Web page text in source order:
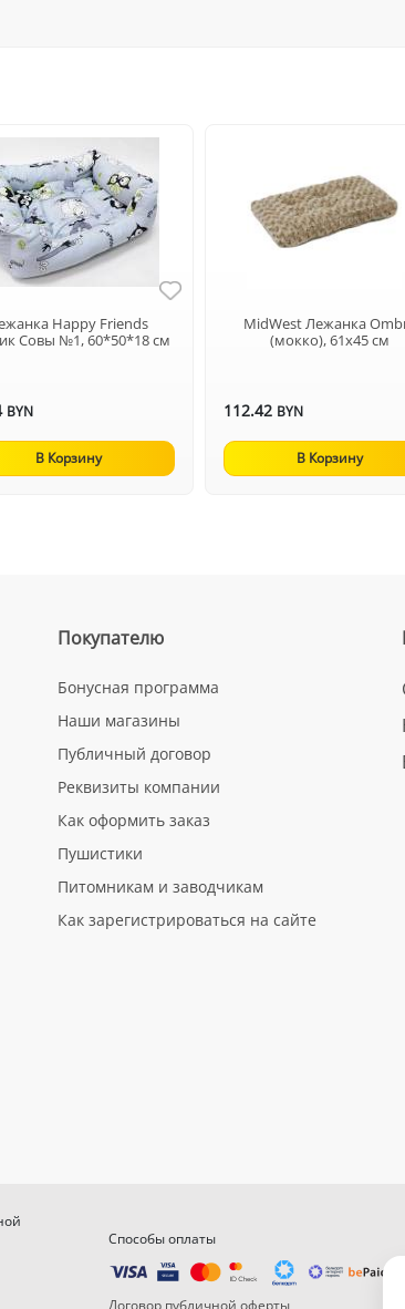
Happy Friends
Совы №1, 60*50*18 см
BYN
В Корзину
MidWest Лежанка
(мокко), 61х45 см
112.42 BYN
В Корзину
Покупателю
Бонусная программа
Наши магазины
Публичный договор
Реквизиты компании
Как оформить заказ
Пушистики
Питомникам и заводчикам
Как зарегистрироваться на сайте
Способы оплаты
Договор публичной оферты